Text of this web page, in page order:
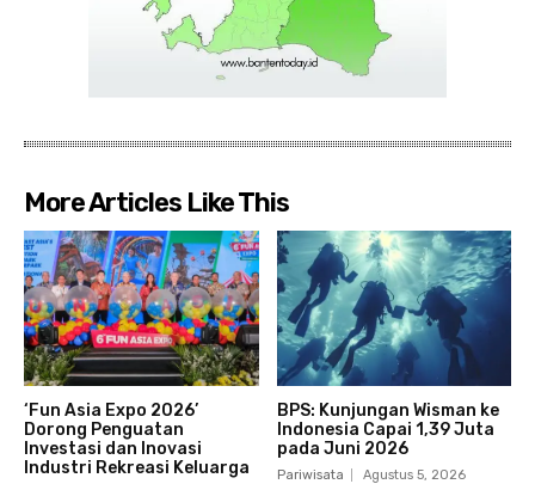
More Articles Like This
‘Fun Asia Expo 2026’
Dorong Penguatan
Investasi dan Inovasi
Industri Rekreasi Keluarga
BPS: Kunjungan Wisman ke
Indonesia Capai 1,39 Juta
pada Juni 2026
Pariwisata Agustus 5, 2026